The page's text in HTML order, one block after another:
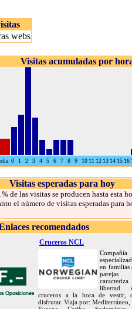
webs
Visitas acumuladas por
0 1 2 3 4 5 6 7 8 9 10 11 12 13 14 15 16
Visitas esperadas para hoy
de las visitas se producen hasta esta
el número de visitas esperadas para
recomendados
Cruceros NCL
Compañía
en familias
libertad
cruceros a la hora de vestir,
disfrutar. Viaja por: Mediterráneo,